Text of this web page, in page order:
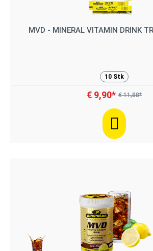
MVD - MINERAL VITAMIN DRINK
10 Stk
€ 9,90* € 11,88*